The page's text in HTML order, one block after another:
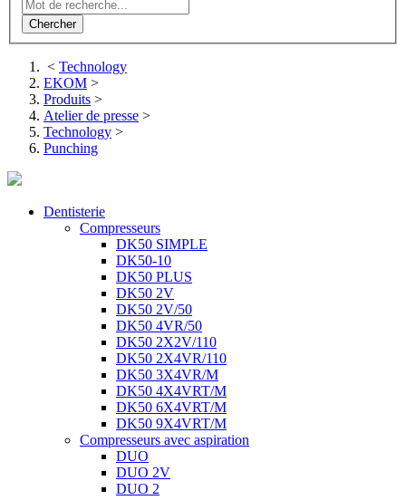
< Technology
EKOM >
Produits >
Atelier de presse >
Technology >
Punching
Dentisterie
Compresseurs
DK50 SIMPLE
DK50-10
DK50 PLUS
DK50 2V
DK50 2V/50
DK50 4VR/50
DK50 2X2V/110
DK50 2X4VR/110
DK50 3X4VR/M
DK50 4X4VRT/M
DK50 6X4VRT/M
DK50 9X4VRT/M
Compresseurs avec aspiration
DUO
DUO 2V
DUO 2